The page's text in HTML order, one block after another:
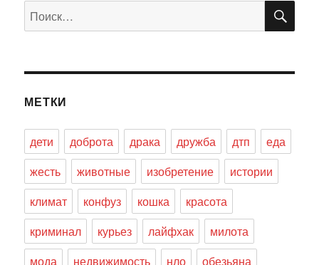
Искать:
МЕТКИ
дети доброта драка дружба дтп
еда
жесть
животные изобретение
истории
климат
конфуз кошка
красота
криминал
курьез лайфхак
милота
мода
недвижимость нло
обезьяна